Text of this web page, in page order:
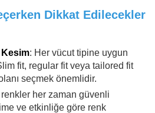
Dikkat Edilecekler
: Her vücut tipine uygun
fit, regular fit veya tailored fit
seçmek önemlidir.
her zaman güvenli
ve etkinliğe göre renk